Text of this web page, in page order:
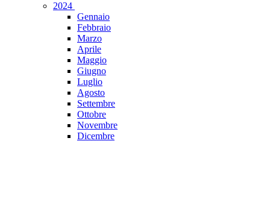
2024
Gennaio
Febbraio
Marzo
Aprile
Maggio
Giugno
Luglio
Agosto
Settembre
Ottobre
Novembre
Dicembre